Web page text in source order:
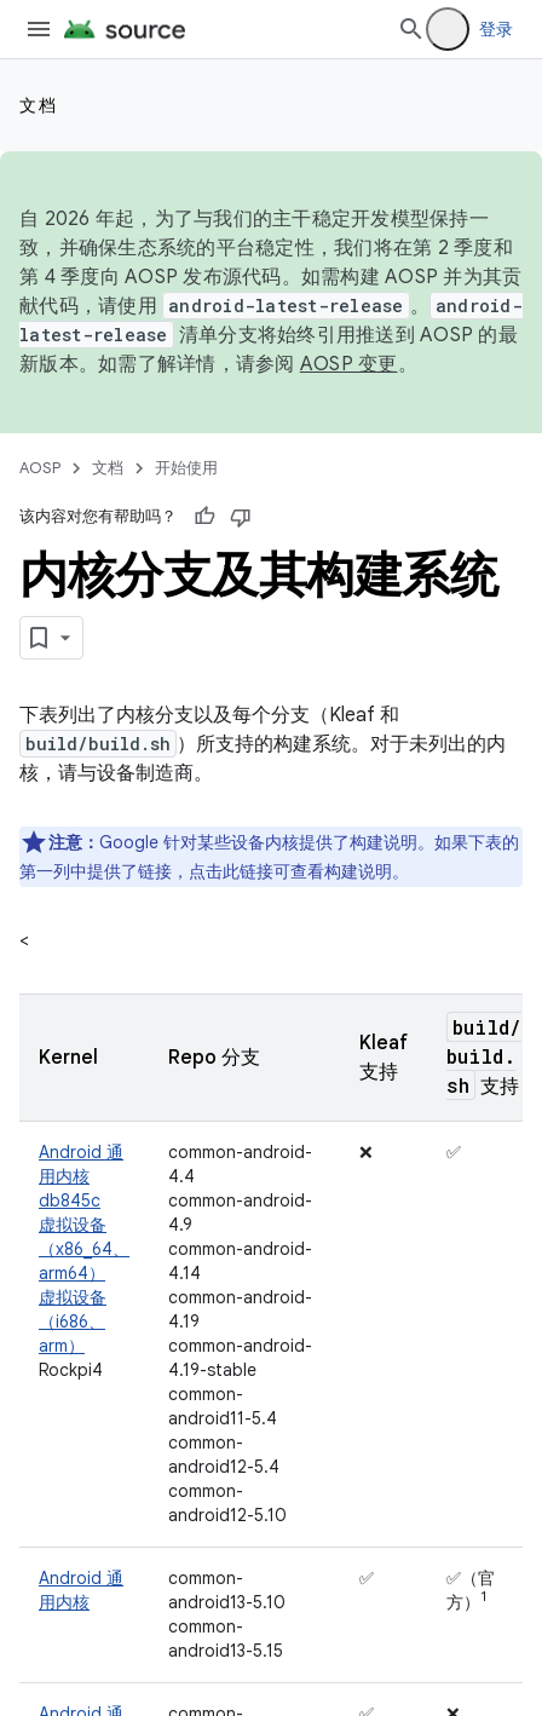
登录
文档
自 2026 年起，为了与我们的主干稳定开发模型保持一
致，并确保生态系统的平台稳定性，我们将在第 2 季度和
第 4 季度向 AOSP 发布源代码。如需构建 AOSP 并为其贡
献代码，请使用 android-latest-release 。
android-
latest-release 清单分支将始终引用推送到 AOSP 的最
新版本。如需了解详情，请参阅 AOSP 变更。
AOSP 文档 开始使用
该内容对您有帮助吗？
内核分支及其构建系统
下表列出了内核分支以及每个分支（Kleaf 和
build/build.sh ）所支持的构建系统。对于未列出的内
核，请与设备制造商。
注意： Google 针对某些设备内核提供了构建说明。如果下表的
第一列中提供了链接，点击此链接可查看构建说明。
<
Kernel Repo 分支
Kleaf
支持
build/
build .
sh 支持
Android 通
用内核
db845c
虚拟设备
（x86_64、
arm64）
虚拟设备
（i686、
arm）
Rockpi4
common-android-
4.4
common-android-
4.9
common-android-
4.14
common-android-
4.19
common-android-
4.19-stable
common-
android11-5.4
common-
android12-5.4
common-
android12-5.10
❌ ✅
Android 通
用内核
common-
android13-5.10
common-
android13-5.15
✅
✅（官
方）
1